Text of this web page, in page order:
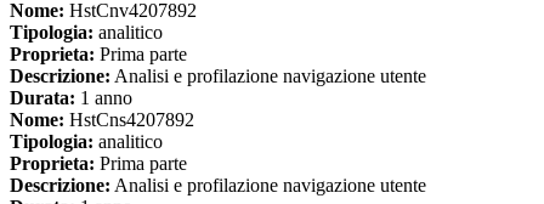
Nome: HstCnv4207892
Tipologia: analitico
Proprieta: Prima parte
Descrizione: Analisi e profilazione navigazione utente
Durata: 1 anno
Nome: HstCns4207892
Tipologia: analitico
Proprieta: Prima parte
Descrizione: Analisi e profilazione navigazione utente